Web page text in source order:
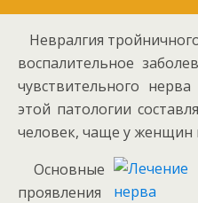
Невралгия
воспалительное
чувствительного
этой патологии
человек, чаще у женщин
Основные
проявления